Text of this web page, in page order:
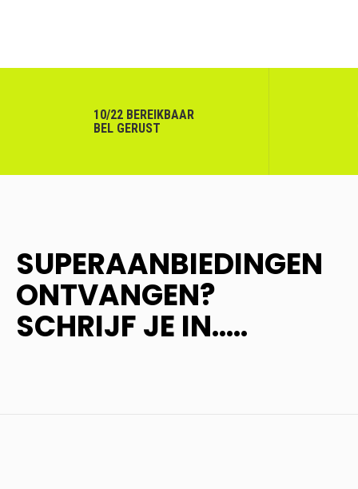
10/22 BEREIKBAAR
BEL GERUST
SUPERAANBIEDINGEN
ONTVANGEN?
SCHRIJF JE IN.....